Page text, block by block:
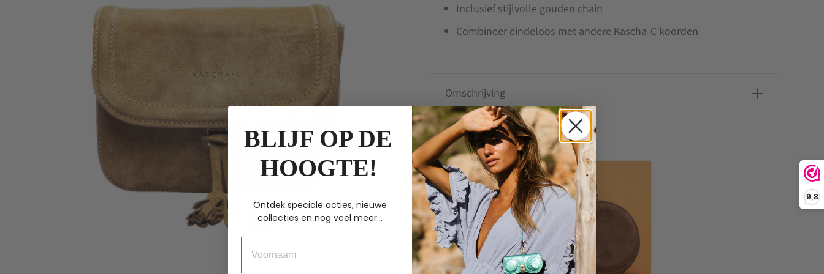
9,8
Inclusief stijlvolle gouden chain
Combineer eindeloos met andere Kascha-C koorden
Omschrijving
ANDERE KOCHTEN OOK
70%
BLIJF OP DE
HOOGTE!
Ontdek speciale acties, nieuwe
collecties en nog veel meer...